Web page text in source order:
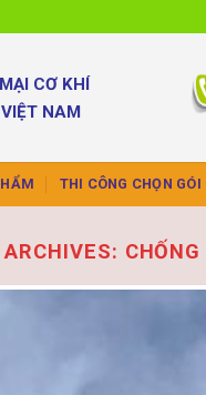
CƠ KHÍ
NAM
THI CÔNG CHỌN GÓI
ARCHIVES: